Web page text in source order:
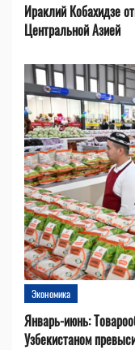
Ираклий Кобахидзе
Центральной Азией
Экономика
Январь-июнь:
Узбекистаном